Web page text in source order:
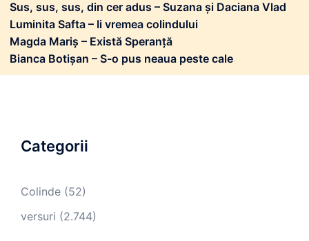
Sus, sus, sus, din cer adus – Suzana și Daciana Vlad
Luminita Safta – Ii vremea colindului
Magda Mariș – Există Speranță
Bianca Botișan – S-o pus neaua peste cale
Categorii
Colinde (52)
versuri (2.744)